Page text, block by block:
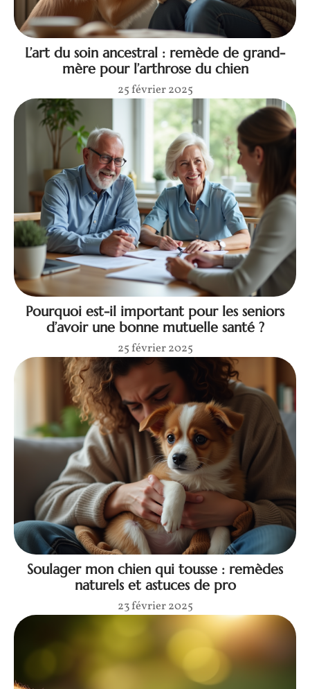
L’art du soin ancestral : remède de grand-
mère pour l’arthrose du chien
25 février 2025
Pourquoi est-il important pour les seniors
d’avoir une bonne mutuelle santé ?
25 février 2025
Soulager mon chien qui tousse : remèdes
naturels et astuces de pro
23 février 2025